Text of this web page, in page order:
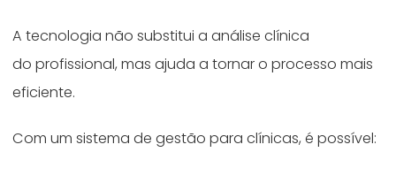
A tecnologia não substitui a análise clínica
do profissional, mas ajuda a tornar o processo mais
eficiente.
Com um sistema de gestão para clínicas, é possível: